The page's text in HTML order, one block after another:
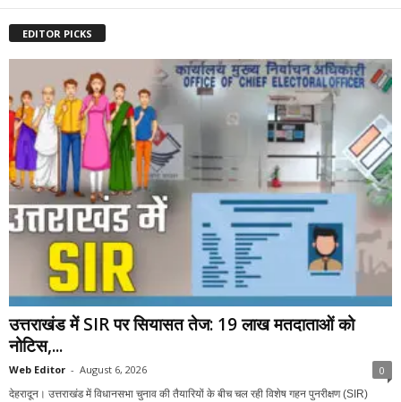
EDITOR PICKS
उत्तराखंड में SIR पर सियासत तेज: 19 लाख मतदाताओं को
नोटिस,...
Web Editor - August 6, 2026 0
देहरादून। उत्तराखंड में विधानसभा चुनाव की तैयारियों के बीच चल रही विशेष गहन पुनरीक्षण (SIR)